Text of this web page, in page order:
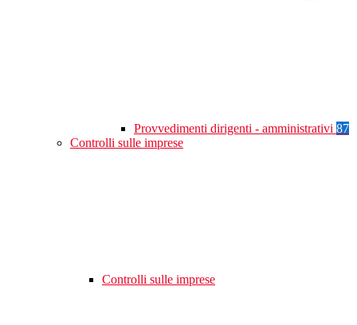
Provvedimenti dirigenti - amministrativi 87
Controlli sulle imprese
Controlli sulle imprese